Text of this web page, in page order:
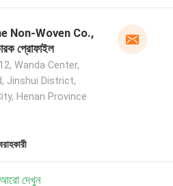
Non-Woven Co.,
প্রোফাইল
Wanda Center,
Jinshui District,
Henan Province
আরো দেখুন